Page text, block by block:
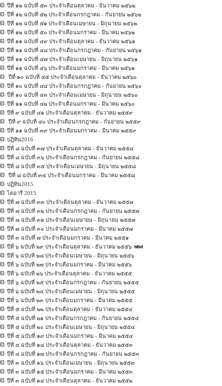
ปีที่ ๑๒ ฉบับที่ ๕๓ ประจำเดือนตุลาคม - ธันวาคม ๒๕๖๒
ปีที่ ๑๒ ฉบับที่ ๕๒ ประจำเดือนกรกฎาคม - กันยายน ๒๕๖๒
ปีที่ ๑๒ ฉบับที่ ๕๑ ประจำเดือนเมษายน - มิถุนายน ๒๕๖๒
ปีที่ ๑๒ ฉบับที่ ๕๐ ประจำเดือนมกราคม - มีนาคม ๒๕๖๒
ปีที่ ๑๑ ฉบับที่ ๔๙ ประจำเดือนตุลาคม - ธันวาคม ๒๕๖๑
ปีที่ ๑๑ ฉบับที่ ๔๘ ประจำเดือนกรกฎาคม - กันยายน ๒๕๖๑
ปีที่ ๑๑ ฉบับที่ ๔๗ ประจำเดือนเมษายน - มิถุนายน ๒๕๖๑
ปีที่ ๑๑ ฉบับที่ ๔๖ ประจำเดือนมกราคม - มีนาคม ๒๕๖๑
ปีที่ ๑๐ ฉบับที่ ๔๕ ประจำเดือนตุลาคม - ธันวาคม ๒๕๖๐
ปีที่ ๑๐ ฉบับที่ ๔๔ ประจำเดือนกรกฎาคม - กันยายน ๒๕๖๐
ปีที่ ๑๐ ฉบับที่ ๔๓ ประจำเดือนเมษายน - มิถุนายน ๒๕๖๐
ปีที่ ๑๑ ฉบับที่ ๔๒ ประจำเดือนมกราคม - มีนาคม ๒๕๖๐
ปีที่ ๙ ฉบับที่ ๔๑ ประจำเดือนตุลาคม - ธันวาคม ๒๕๕๙
ปีที่ ๙ ฉบับที่ ๔๐ ประจำเดือนกรกฎาคม - กันยายน ๒๕๕๙
ปีที่ ๑๑ ฉบับที่ ๓๙ ประจำเดือนมกราคม - มีนาคม ๒๕๕๙
ปฏิทิน2016
ปีที่ ๘ ฉบับที่ ๓๗ ประจำเดือนตุลาคม - ธันวาคม ๒๕๕๘
ปีที่ ๘ ฉบับที่ ๓๖ ประจำเดือนกรกฎาคม - กันยายน ๒๕๕๘
ปีที่ ๘ ฉบับที่ ๓๕ ประจำเดือนเมษายน - มิถุนายน ๒๕๕๘
ปีที่ ๘ ฉบับที่ ๓๔ ประจำเดือนมกราคม - มีนาคม ๒๕๕๘
ปฏิทิน2015
ไดอารี่ 2015
ปีที่ ๗ ฉบับที่ ๓๓ ประจำเดือนตุลาคม - ธันวาคม ๒๕๕๗
ปีที่ ๗ ฉบับที่ ๓๒ ประจำเดือนกรกฎาคม - กันยายน ๒๕๕๗
ปีที่ ๗ ฉบับที่ ๓๑ ประจำเดือนเมษายน - มิถุนายน ๒๕๕๗
ปีที่ ๗ ฉบับที่ ๓๐ ประจำเดือนมกราคม - มีนาคม ๒๕๕๗
ปีที่ ๓ ฉบับที่ ๗ ประจำเดือนมกราคม - มีนาคม ๒๕๕๑
ปีที่ ๖ ฉบับที่ ๒๙ ประจำเดือนตุลาคม - ธันวาคม ๒๕๕๖
ปีที่ ๖ ฉบับที่ ๒๘ ประจำเดือนเมษายน - มิถุนายน ๒๕๕๖
ปีที่ ๖ ฉบับที่ ๒๗ ประจำเดือนมกราคม - มีนาคม ๒๕๕๖
ปีที่ ๖ ฉบับที่ ๒๖ ประจำเดือนตุลาคม - ธันวาคม ๒๕๕๕
ปีที่ ๖ ฉบับที่ ๒๕ ประจำเดือนกรกฎาคม - กันยายน ๒๕๕๕
ปีที่ ๖ ฉบับที่ ๒๔ ประจำเดือนเมษายน - มิถุนายน ๒๕๕๕
ปีที่ ๖ ฉบับที่ ๒๓ ประจำเดือนมกราคม - มีนาคม ๒๕๕๕
ปีที่ ๕ ฉบับที่ ๒๒ ประจำเดือนตุลาคม - ธันวาคม ๒๕๕๔
ปีที่ ๕ ฉบับที่ ๒๑ ประจำเดือนกรกฎาคม - กันยายน ๒๕๕๔
ปีที่ ๕ ฉบับที่ ๒๐ ประจำเดือนเมษายน - มิถุนายน ๒๕๕๔
ปีที่ ๕ ฉบับที่ ๑๙ ประจำเดือนมกราคม - มีนาคม ๒๕๕๔
ปีที่ ๔ ฉบับที่ ๑๘ ประจำเดือนตุลาคม - ธันวาคม ๒๕๕๓
ปีที่ ๔ ฉบับที่ ๑๗ ประจำเดือนกรกฎาคม - กันยายน ๒๕๕๓
ปีที่ ๓ ฉบับที่ ๑๖ ประจำเดือนเมษายน - มิถุนายน ๒๕๕๓
ปีที่ ๓ ฉบับที่ ๑๕ ประจำเดือนมกราคม - มึนาคม ๒๕๕๓
ปีที่ ๓ ฉบับที่ ๑๔ ประจำเดือนตุลาคม - ธันวาคม ๒๕๕๒